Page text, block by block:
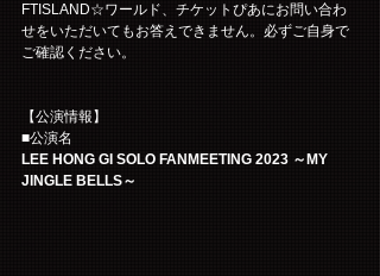
FTISLAND☆ワールド、チケットぴあにお問い合わ
せをいただいてもお答えできません。必ずご自身で
ご確認ください。
【公演情報】
■公演名
LEE HONG GI SOLO FANMEETING 2023 ～MY
JINGLE BELLS～